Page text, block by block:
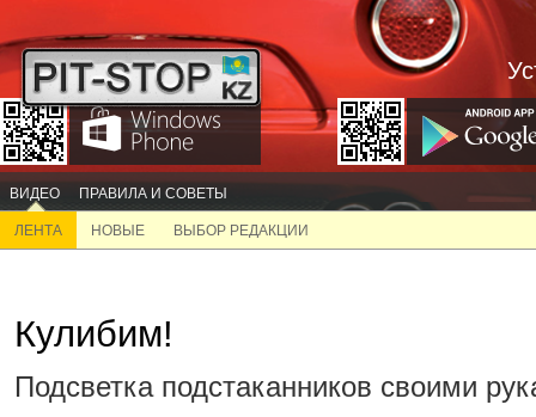
ВИДЕО ПРАВИЛА И СОВЕТЫ
ЛЕНТА НОВЫЕ ВЫБОР РЕДАКЦИИ
Кулибим!
Подсветка подстаканников своими